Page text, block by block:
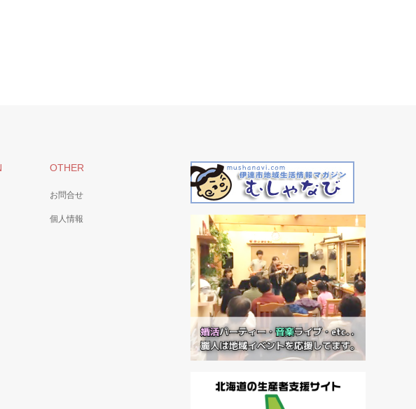
OTHER
お問合せ
個人情報